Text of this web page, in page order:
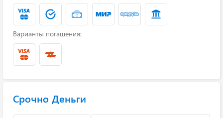
Варианты погашения:
Срочно Деньги